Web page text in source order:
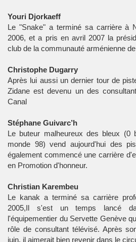
Youri Djorkaeff
Le "Snake" a terminé sa carrière à
2006, et a pris en avril 2007 la
club de la communauté arménienne
Christophe Dugarry
Après lui aussi un dernier tour de
Zidane est devenu un des
Canal
Stéphane Guivarc’h
Le buteur malheureux des bleux (0
monde 98) vend aujourd'hui des
également commencé une carrière
en Promotion d'honneur.
Christian Karembeu
Le kanak a terminé sa carrière
2005,Il s'est un temps lancé
l'équipementier du Servette Genève
rôle de consultant télévisé. Après
juin, il aimerait bien revenir dans le